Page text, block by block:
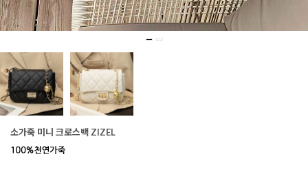
소가죽 미니 크로스백 ZIZEL